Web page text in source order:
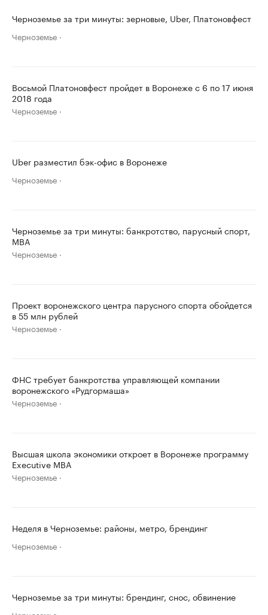
Черноземье за три минуты: зерновые, Uber, Платоновфест
Черноземье
Восьмой Платоновфест пройдет в Воронеже с 6 по 17 июня
2018 года
Черноземье
Uber разместил бэк-офис в Воронеже
Черноземье
Черноземье за три минуты: банкротство, парусный спорт,
MBA
Черноземье
Проект воронежского центра парусного спорта обойдется
в 55 млн рублей
Черноземье
ФНС требует банкротства управляющей компании
воронежского «Рудгормаша»
Черноземье
Высшая школа экономики откроет в Воронеже программу
Executive MBA
Черноземье
Неделя в Черноземье: районы, метро, брендинг
Черноземье
Черноземье за три минуты: брендинг, снос, обвинение